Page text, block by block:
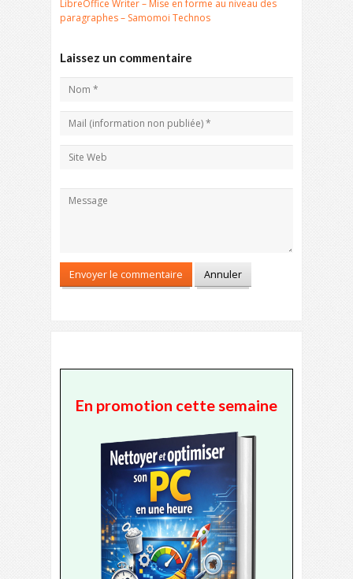
LibreOffice Writer – Mise en forme au niveau des
paragraphes – Samomoi Technos
Laissez un commentaire
En promotion cette semaine